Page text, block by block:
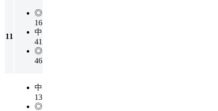
11
◎
16
中
41
◎
46
中
13
◎